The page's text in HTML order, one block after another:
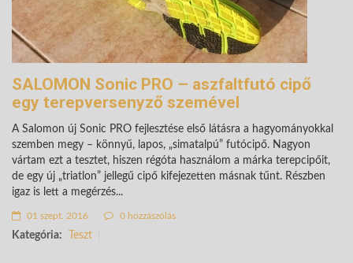
SALOMON Sonic PRO – aszfaltfutó cipő
egy terepversenyző szemével
A Salomon új Sonic PRO fejlesztése első látásra a hagyományokkal
szemben megy – könnyű, lapos, „simatalpú” futócipő. Nagyon
vártam ezt a tesztet, hiszen régóta használom a márka terepcipőit,
de egy új „triatlon” jellegű cipő kifejezetten másnak tűnt. Részben
igaz is lett a megérzés...
01 szept. 2016 0 hozzászólás
Kategória: Teszt